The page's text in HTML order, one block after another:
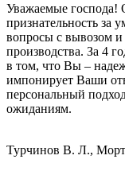
Уважаемые
признательность за
вопросы с вывозом
производства. За 4
в том, что Вы –
импонирует Ваши
персональный
ожиданиям.
Турчинов В. Л.,